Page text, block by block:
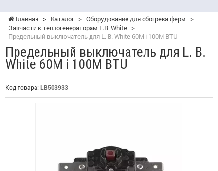
Главная > Каталог > Оборудование для обогрева ферм
>
Запчасти к теплогенераторам L.B. White >
Предельный выключатель для L. B. White 60M і 100M BTU
Предельный выключатель для L. B.
White 60M і 100M BTU
Код товара: LB503933